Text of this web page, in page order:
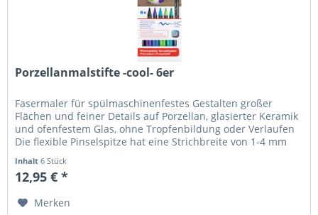
Porzellanmalstifte -cool- 6er
Fasermaler für spülmaschinenfestes Gestalten großer
Flächen und feiner Details auf Porzellan, glasierter Keramik
und ofenfestem Glas, ohne Tropfenbildung oder Verlaufen
Die flexible Pinselspitze hat eine Strichbreite von 1-4 mm
Inhalt6 Stück
12,95 € *
Merken